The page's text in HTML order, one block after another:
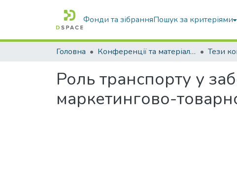
Фонди та зібранняПошук за критеріями
Головна Конференції та матеріали конференцій Тези
Роль транспорту у
маркетингово-